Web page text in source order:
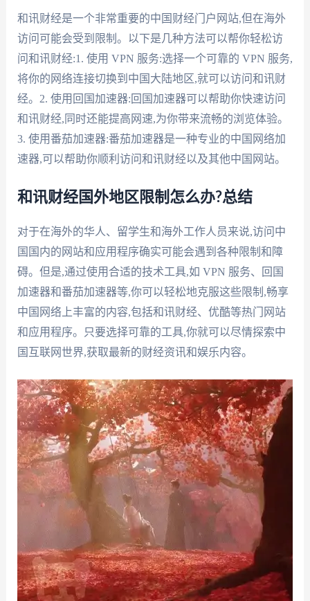
和讯财经是一个非常重要的中国财经门户网站,但在海外
访问可能会受到限制。以下是几种方法可以帮你轻松访
问和讯财经:1. 使用 VPN 服务:选择一个可靠的 VPN 服务,
将你的网络连接切换到中国大陆地区,就可以访问和讯财
经。2. 使用回国加速器:回国加速器可以帮助你快速访问
和讯财经,同时还能提高网速,为你带来流畅的浏览体验。
3. 使用番茄加速器:番茄加速器是一种专业的中国网络加
速器,可以帮助你顺利访问和讯财经以及其他中国网站。
和讯财经国外地区限制怎么办?总结
对于在海外的华人、留学生和海外工作人员来说,访问中
国国内的网站和应用程序确实可能会遇到各种限制和障
碍。但是,通过使用合适的技术工具,如 VPN 服务、回国
加速器和番茄加速器等,你可以轻松地克服这些限制,畅享
中国网络上丰富的内容,包括和讯财经、优酷等热门网站
和应用程序。只要选择可靠的工具,你就可以尽情探索中
国互联网世界,获取最新的财经资讯和娱乐内容。